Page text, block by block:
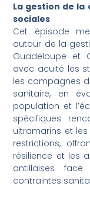
La gestion de la
sociales
Cet épisode
autour de la
Guadeloupe et
avec acuité les
les campagnes
sanitaire, en
population et
spécifiques
ultramarins et
restrictions,
résilience et les
antillaises
contraintes